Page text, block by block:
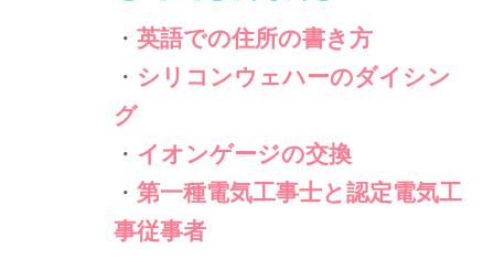
・英語での住所の書き方
・ シリコンウェハーのダイシン
グ
・ イオンゲージの交換
・第一種電気工事士と認定電気工
事従事者